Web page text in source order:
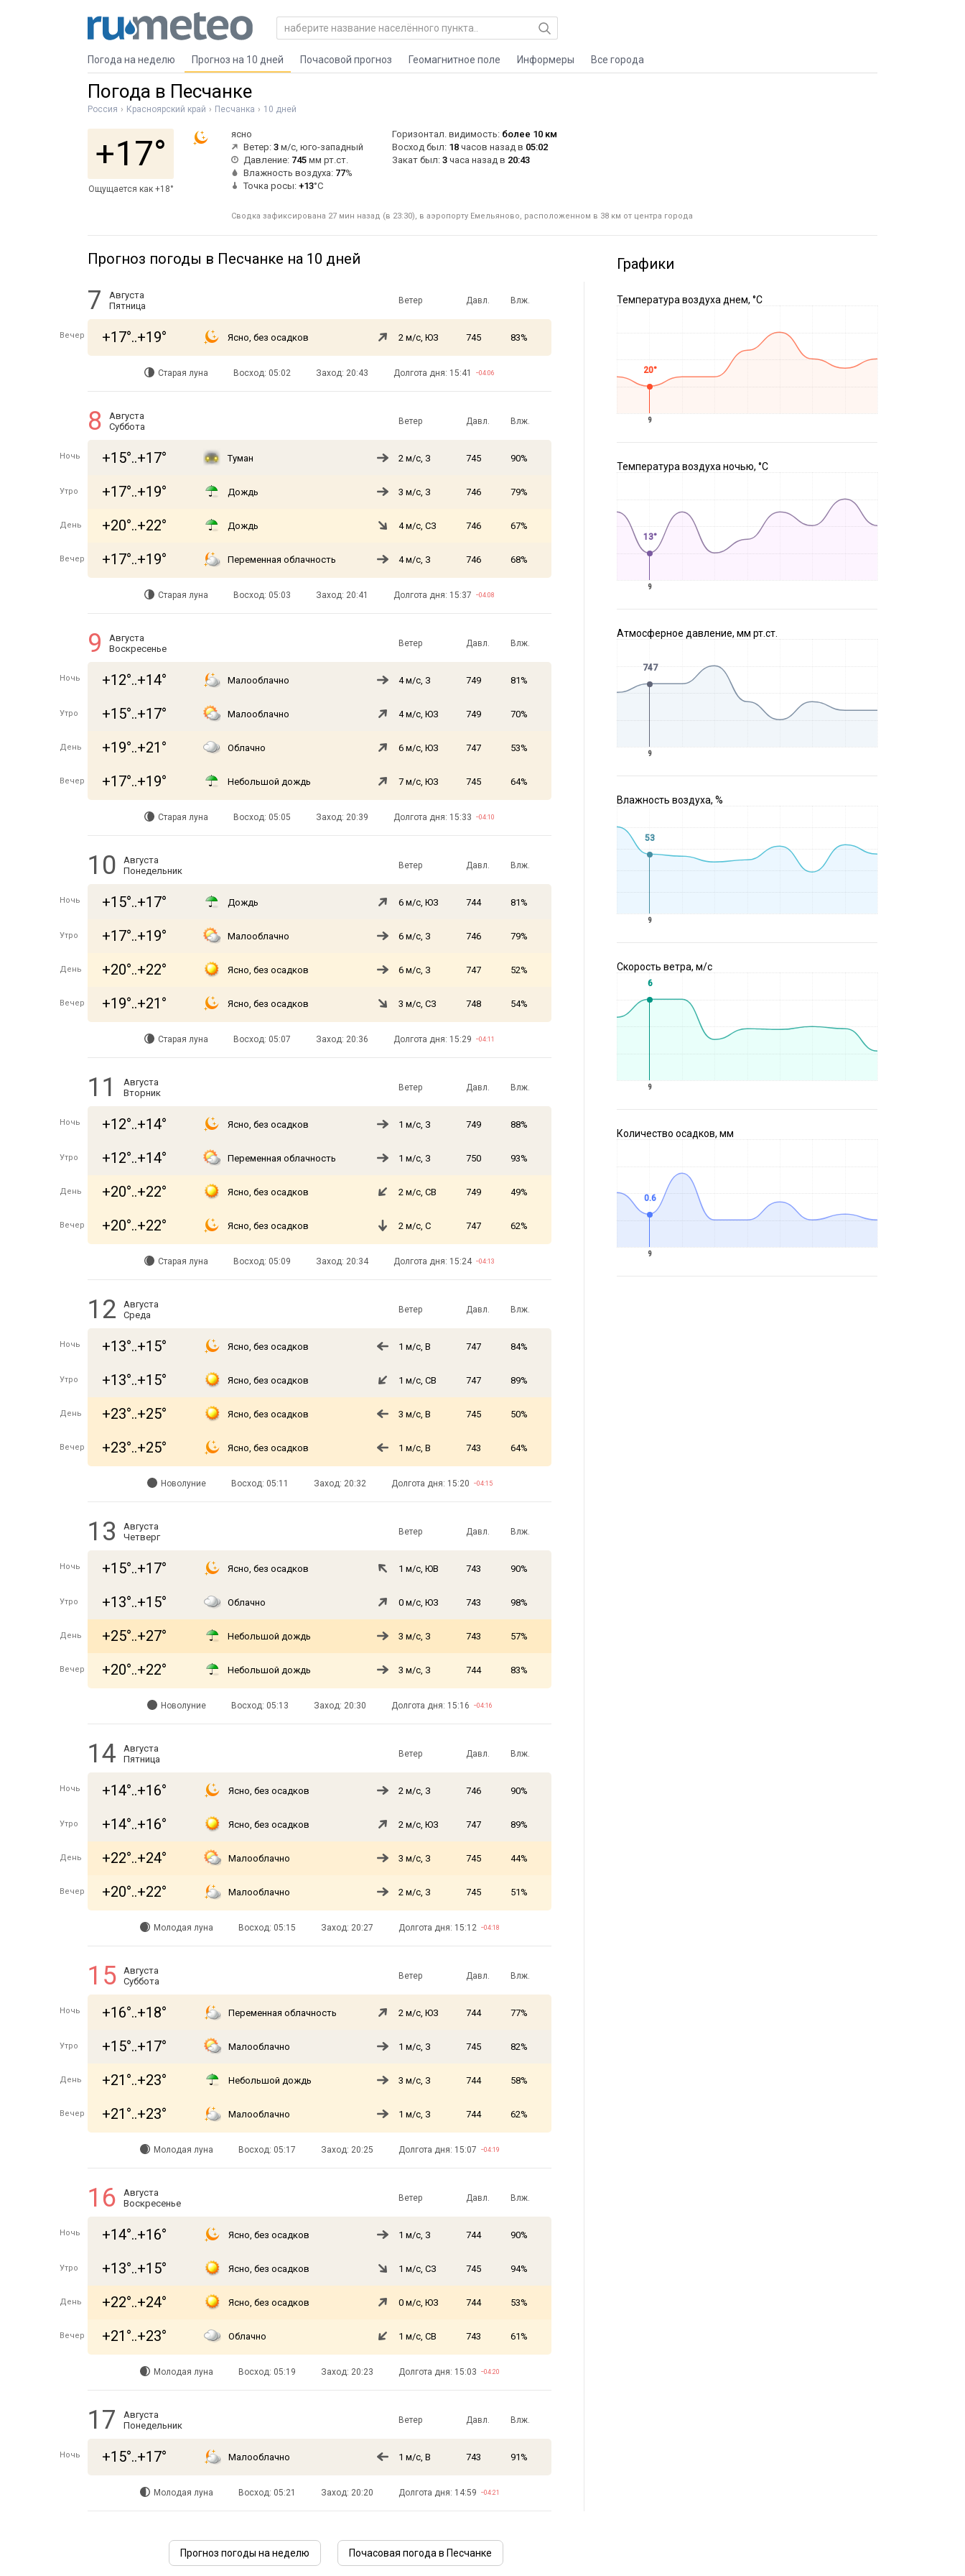
Погода на неделю Прогноз на 10 дней Почасовой прогноз Геомагнитное поле Информеры Все города
Погода в Песчанке
Россия Красноярский край Песчанка 10 дней
+17°
Ощущается как +18°
ясно
Ветер: 3 м/с, юго-западный
Давление: 745 мм рт.ст.
Влажность воздуха: 77%
Точка росы: +13°C
Горизонтал. видимость: более 10 км
Восход был: 18 часов назад в 05:02
Закат был: 3 часа назад в 20:43
Сводка зафиксирована 27 мин назад (в 23:30), в аэропорту Емельяново, расположенном в 38 км от центра города
Прогноз погоды в Песчанке на 10 дней
7
Августа
Пятница
Ветер Давл. Влж.
Вечер +17°..+19° Ясно, без осадков 2 м/с, ЮЗ 745 83%
Старая луна Восход: 05:02 Заход: 20:43 Долгота дня: 15:41 −04:06
8
Августа
Суббота
Ветер Давл. Влж.
Ночь +15°..+17° Туман 2 м/с, З 745 90%
Утро +17°..+19° Дождь 3 м/с, З 746 79%
День +20°..+22° Дождь 4 м/с, СЗ 746 67%
Вечер +17°..+19° Переменная облачность 4 м/с, З 746 68%
Старая луна Восход: 05:03 Заход: 20:41 Долгота дня: 15:37 −04:08
9
Августа
Воскресенье
Ветер Давл. Влж.
Ночь +12°..+14° Малооблачно 4 м/с, З 749 81%
Утро +15°..+17° Малооблачно 4 м/с, ЮЗ 749 70%
День +19°..+21° Облачно 6 м/с, ЮЗ 747 53%
Вечер +17°..+19° Небольшой дождь 7 м/с, ЮЗ 745 64%
Старая луна Восход: 05:05 Заход: 20:39 Долгота дня: 15:33 −04:10
10
Августа
Понедельник
Ветер Давл. Влж.
Ночь +15°..+17° Дождь 6 м/с, ЮЗ 744 81%
Утро +17°..+19° Малооблачно 6 м/с, З 746 79%
День +20°..+22° Ясно, без осадков 6 м/с, З 747 52%
Вечер +19°..+21° Ясно, без осадков 3 м/с, СЗ 748 54%
Старая луна Восход: 05:07 Заход: 20:36 Долгота дня: 15:29 −04:11
11
Августа
Вторник
Ветер Давл. Влж.
Ночь +12°..+14° Ясно, без осадков 1 м/с, З 749 88%
Утро +12°..+14° Переменная облачность 1 м/с, З 750 93%
День +20°..+22° Ясно, без осадков 2 м/с, СВ 749 49%
Вечер +20°..+22° Ясно, без осадков 2 м/с, С 747 62%
Старая луна Восход: 05:09 Заход: 20:34 Долгота дня: 15:24 −04:13
12
Августа
Среда
Ветер Давл. Влж.
Ночь +13°..+15° Ясно, без осадков 1 м/с, В 747 84%
Утро +13°..+15° Ясно, без осадков 1 м/с, СВ 747 89%
День +23°..+25° Ясно, без осадков 3 м/с, В 745 50%
Вечер +23°..+25° Ясно, без осадков 1 м/с, В 743 64%
Новолуние Восход: 05:11 Заход: 20:32 Долгота дня: 15:20 −04:15
13
Августа
Четверг
Ветер Давл. Влж.
Ночь +15°..+17° Ясно, без осадков 1 м/с, ЮВ 743 90%
Утро +13°..+15° Облачно 0 м/с, ЮЗ 743 98%
День +25°..+27° Небольшой дождь 3 м/с, З 743 57%
Вечер +20°..+22° Небольшой дождь 3 м/с, З 744 83%
Новолуние Восход: 05:13 Заход: 20:30 Долгота дня: 15:16 −04:16
14
Августа
Пятница
Ветер Давл. Влж.
Ночь +14°..+16° Ясно, без осадков 2 м/с, З 746 90%
Утро +14°..+16° Ясно, без осадков 2 м/с, ЮЗ 747 89%
День +22°..+24° Малооблачно 3 м/с, З 745 44%
Вечер +20°..+22° Малооблачно 2 м/с, З 745 51%
Молодая луна Восход: 05:15 Заход: 20:27 Долгота дня: 15:12 −04:18
15
Августа
Суббота
Ветер Давл. Влж.
Ночь +16°..+18° Переменная облачность 2 м/с, ЮЗ 744 77%
Утро +15°..+17° Малооблачно 1 м/с, З 745 82%
День +21°..+23° Небольшой дождь 3 м/с, З 744 58%
Вечер +21°..+23° Малооблачно 1 м/с, З 744 62%
Молодая луна Восход: 05:17 Заход: 20:25 Долгота дня: 15:07 −04:19
16
Августа
Воскресенье
Ветер Давл. Влж.
Ночь +14°..+16° Ясно, без осадков 1 м/с, З 744 90%
Утро +13°..+15° Ясно, без осадков 1 м/с, СЗ 745 94%
День +22°..+24° Ясно, без осадков 0 м/с, ЮЗ 744 53%
Вечер +21°..+23° Облачно 1 м/с, СВ 743 61%
Молодая луна Восход: 05:19 Заход: 20:23 Долгота дня: 15:03 −04:20
17
Августа
Понедельник
Ветер Давл. Влж.
Ночь +15°..+17° Малооблачно 1 м/с, В 743 91%
Молодая луна Восход: 05:21 Заход: 20:20 Долгота дня: 14:59 −04:21
Прогноз погоды на неделю Почасовая погода в Песчанке
Графики
Температура воздуха днем, °C
20°
9
Температура воздуха ночью, °C
13°
9
Атмосферное давление, мм рт.ст.
747
9
Влажность воздуха, %
53
9
Скорость ветра, м/с
6
9
Количество осадков, мм
0.6
9